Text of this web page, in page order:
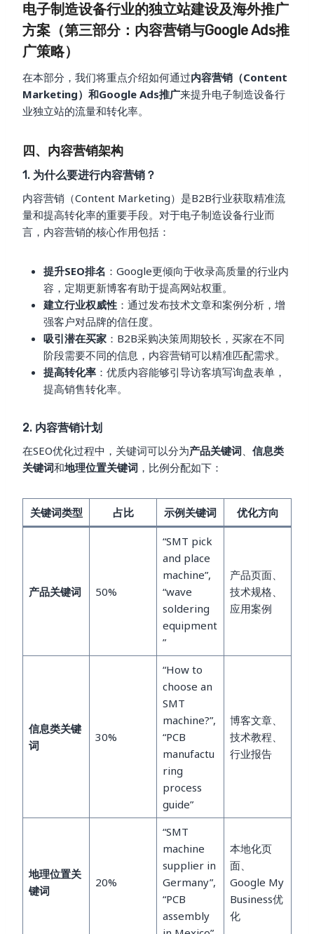
电子制造设备行业的独立站建设及海外推广
方案（第三部分：内容营销与Google Ads推
广策略）
在本部分，我们将重点介绍如何通过内容营销（Content
Marketing）和Google Ads推广来提升电子制造设备行
业独立站的流量和转化率。
四、内容营销架构
1. 为什么要进行内容营销？
内容营销（Content Marketing）是B2B行业获取精准流
量和提高转化率的重要手段。对于电子制造设备行业而
言，内容营销的核心作用包括：
提升SEO排名 ：Google更倾向于收录高质量的行业内
容，定期更新博客有助于提高网站权重。
建立行业权威性 ：通过发布技术文章和案例分析，增
强客户对品牌的信任度。
吸引潜在买家 ：B2B采购决策周期较长，买家在不同
阶段需要不同的信息，内容营销可以精准匹配需求。
提高转化率 ：优质内容能够引导访客填写询盘表单，
提高销售转化率。
2. 内容营销计划
在SEO优化过程中，关键词可以分为产品关键词、 信息类
关键词和地理位置关键词 ，比例分配如下：
关键词类型 占比 示例关键词 优化方向
产品关键词 50%
“SMT pick
and place
machine”,
“wave
soldering
equipment
”
产品页面、
技术规格、
应用案例
信息类关键
词
30%
“How to
choose an
SMT
machine?”,
“PCB
manufactu
ring
process
guide”
博客文章、
技术教程、
行业报告
地理位置关
键词
20%
“SMT
machine
supplier in
Germany”,
“PCB
assembly
本地化页
面、
Google My
Business优
化